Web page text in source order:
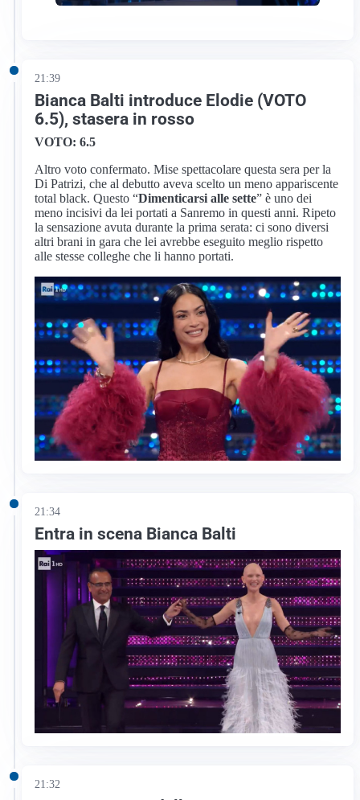
21:39
Bianca Balti introduce Elodie (VOTO
6.5), stasera in rosso
VOTO: 6.5
Altro voto confermato. Mise spettacolare questa sera per la
Di Patrizi, che al debutto aveva scelto un meno appariscente
total black. Questo “Dimenticarsi alle sette” è uno dei
meno incisivi da lei portati a Sanremo in questi anni. Ripeto
la sensazione avuta durante la prima serata: ci sono diversi
altri brani in gara che lei avrebbe eseguito meglio rispetto
alle stesse colleghe che li hanno portati.
21:34
Entra in scena Bianca Balti
21:32